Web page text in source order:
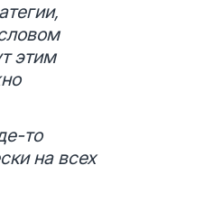
этим
то
на всех